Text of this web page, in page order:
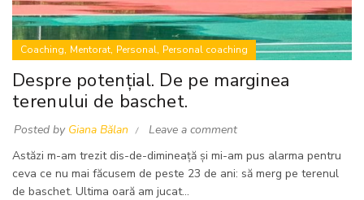
Coaching, Mentorat, Personal, Personal coaching
Despre potențial. De pe marginea
terenului de baschet.
Posted by Giana Bălan
Leave a comment
Astăzi m-am trezit dis-de-dimineață și mi-am pus alarma pentru
ceva ce nu mai făcusem de peste 23 de ani: să merg pe terenul
de baschet. Ultima oară am jucat...